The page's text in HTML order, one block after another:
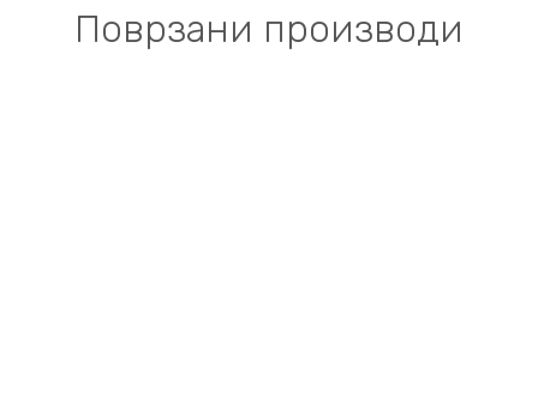
Поврзани производи